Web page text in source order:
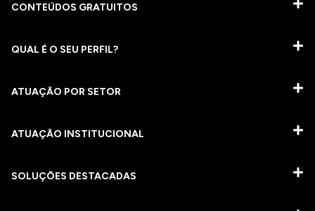
CONTEÚDOS GRATUITOS
QUAL É O SEU PERFIL?
ATUAÇÃO POR SETOR
ATUAÇÃO INSTITUCIONAL
SOLUÇÕES DESTACADAS